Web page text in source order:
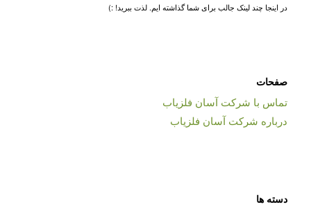
در اینجا چند لینک جالب برای شما گذاشته ایم. لذت ببرید! :)
صفحات
تماس با شرکت آسان فلزیاب
درباره شرکت آسان فلزیاب
دسته ها